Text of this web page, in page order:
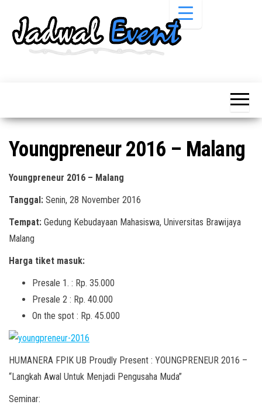
Pameran,
Acara &
Promo
Terbaru
Pameran,
Bazaar,
Workshop,
Lomba dll.
Youngpreneur 2016 – Malang
Youngpreneur 2016 – Malang
Tanggal: Senin, 28 November 2016
Tempat: Gedung Kebudayaan Mahasiswa, Universitas Brawijaya
Malang
Harga tiket masuk:
Presale 1. : Rp. 35.000
Presale 2 : Rp. 40.000
On the spot : Rp. 45.000
HUMANERA FPIK UB Proudly Present : YOUNGPRENEUR 2016 –
“Langkah Awal Untuk Menjadi Pengusaha Muda”
Seminar: